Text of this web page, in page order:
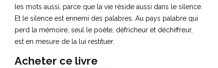
les mots aussi, parce que la vie réside aussi dans le silence.
Et le silence est ennemi des palabres. Au pays palabre qui
perd la mémoire, seul le poète, défricheur et déchiffreur,
est en mesure de la lui restituer.
Acheter ce livre